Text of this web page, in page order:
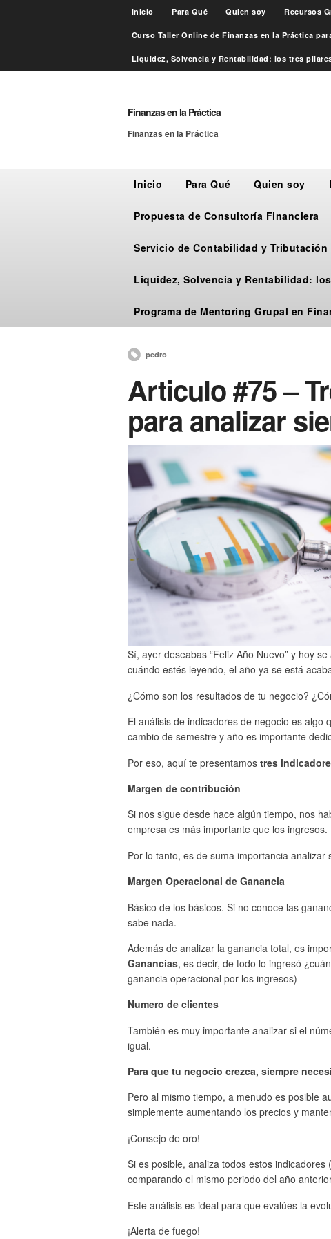
Inicio Para Qué Quien soy Recursos
Curso Taller Online de Finanzas en la Práctica
Liquidez, Solvencia y Rentabilidad: los tres
Finanzas en la Práctica
Finanzas en la Práctica
Inicio Para Qué Quien soy
Propuesta de Consultoría Financiera
Servicio de Contabilidad y Tributación
Liquidez, Solvencia y Rentabilidad:
Programa de Mentoring Grupal en
pedro
Articulo #75 –
para analizar
Sí, ayer deseabas “Feliz Año Nuevo” y hoy
cuándo estés leyendo, el año ya se está
¿Cómo son los resultados de tu negocio?
El análisis de indicadores de negocio es
cambio de semestre y año es importante
Por eso, aquí te presentamos tres
Margen de contribución
Si nos sigue desde hace algún tiempo, nos
empresa es más importante que los ingresos.
Por lo tanto, es de suma importancia analizar
Margen Operacional de Ganancia
Básico de los básicos. Si no conoce las
sabe nada.
Además de analizar la ganancia total, es
Ganancias, es decir, de todo lo ingresó
ganancia operacional por los ingresos)
Numero de clientes
También es muy importante analizar si el
igual.
Para que tu negocio crezca, siempre
Pero al mismo tiempo, a menudo es posible
simplemente aumentando los precios y
¡Consejo de oro!
Si es posible, analiza todos estos
comparando el mismo periodo del año
Este análisis es ideal para que evalúes la
¡Alerta de fuego!